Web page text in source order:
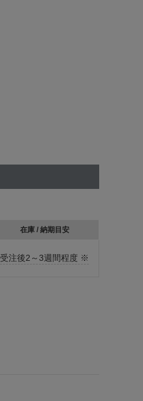
在庫 / 納期目安
受注後2～3週間程度 ※